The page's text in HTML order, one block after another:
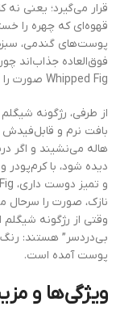
قرار می‌گیرد؛ یعنی
قهوه‌ای که چهره را
پوست‌های گندمی،
Whipped Fig صورت را “گرم‌تر، بالغ‌تر و لوکس‌تر” نشان می‌دهند.
بافت نرم و
هاله می‌نشیند و اگر
دیده شود، با
نازک، صورت را
وقتی از رژگونه
بی‌دردسر” هستند: رنگ
پوست آمده است.
ویژگی‌ها و